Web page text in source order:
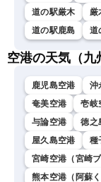
道の駅厳木
厳
道の駅鹿島
道
空港の天気（九
鹿児島空港
沖
奄美空港
壱岐
与論空港
徳之
屋久島空港
種
宮崎空港（宮崎
熊本空港（阿蘇く